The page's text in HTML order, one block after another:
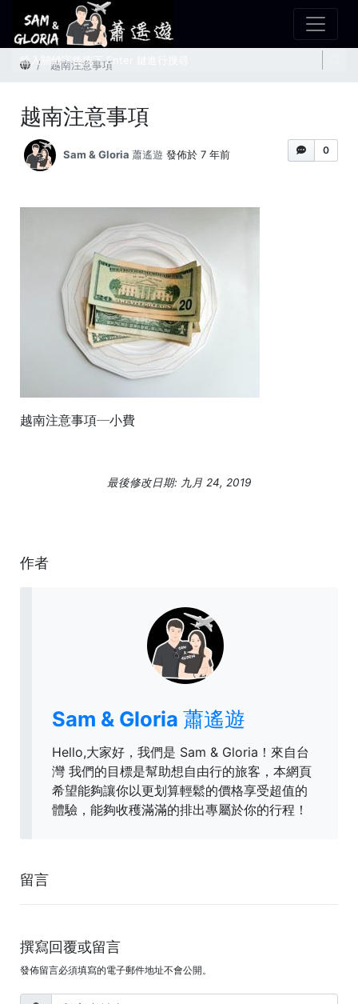
首頁 越南注意事項
越南注意事項
0
Sam & Gloria 蕭遙遊 發佈於 7 年前
越南注意事項─小費
最後修改日期: 九月 24, 2019
作者
Sam & Gloria 蕭遙遊
Hello,大家好，我們是 Sam & Gloria！來自台
灣 我們的目標是幫助想自由行的旅客，本網頁
希望能夠讓你以更划算輕鬆的價格享受超值的
體驗，能夠收穫滿滿的排出專屬於你的行程！
留言
撰寫回覆或留言
發佈留言必須填寫的電子郵件地址不會公開。